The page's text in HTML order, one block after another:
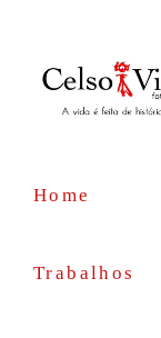
Home
Trabalhos